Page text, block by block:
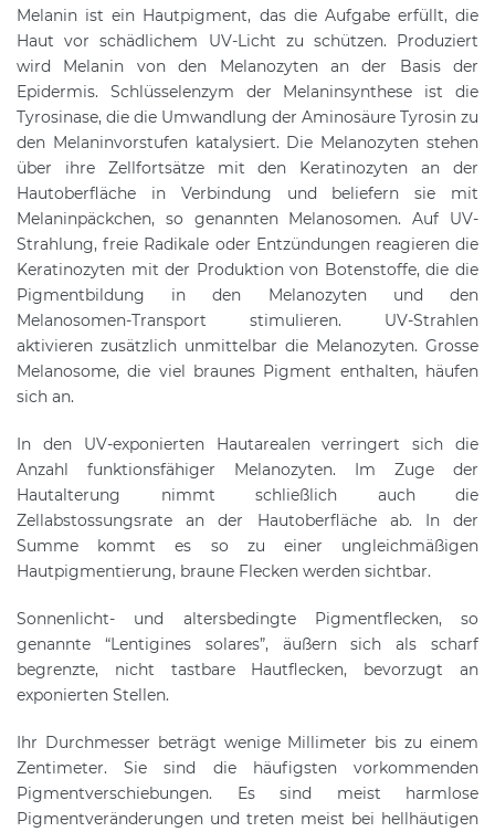
Melanin ist ein Hautpigment, das die Aufgabe erfüllt, die
Haut vor schädlichem UV-Licht zu schützen. Produziert
wird Melanin von den Melanozyten an der Basis der
Epidermis. Schlüsselenzym der Melaninsynthese ist die
Tyrosinase, die die Umwandlung der Aminosäure Tyrosin zu
den Melaninvorstufen katalysiert. Die Melanozyten stehen
über ihre Zellfortsätze mit den Keratinozyten an der
Hautoberfläche in Verbindung und beliefern sie mit
Melaninpäckchen, so genannten Melanosomen. Auf UV-
Strahlung, freie Radikale oder Entzündungen reagieren die
Keratinozyten mit der Produktion von Botenstoffe, die die
Pigmentbildung in den Melanozyten und den
Melanosomen-Transport stimulieren. UV-Strahlen
aktivieren zusätzlich unmittelbar die Melanozyten. Grosse
Melanosome, die viel braunes Pigment enthalten, häufen
sich an.
In den UV-exponierten Hautarealen verringert sich die
Anzahl funktionsfähiger Melanozyten. Im Zuge der
Hautalterung nimmt schließlich auch die
Zellabstossungsrate an der Hautoberfläche ab. In der
Summe kommt es so zu einer ungleichmäßigen
Hautpigmentierung, braune Flecken werden sichtbar.
Sonnenlicht- und altersbedingte Pigmentflecken, so
genannte “Lentigines solares”, äußern sich als scharf
begrenzte, nicht tastbare Hautflecken, bevorzugt an
exponierten Stellen.
Ihr Durchmesser beträgt wenige Millimeter bis zu einem
Zentimeter. Sie sind die häufigsten vorkommenden
Pigmentverschiebungen. Es sind meist harmlose
Pigmentveränderungen und treten meist bei hellhäutigen